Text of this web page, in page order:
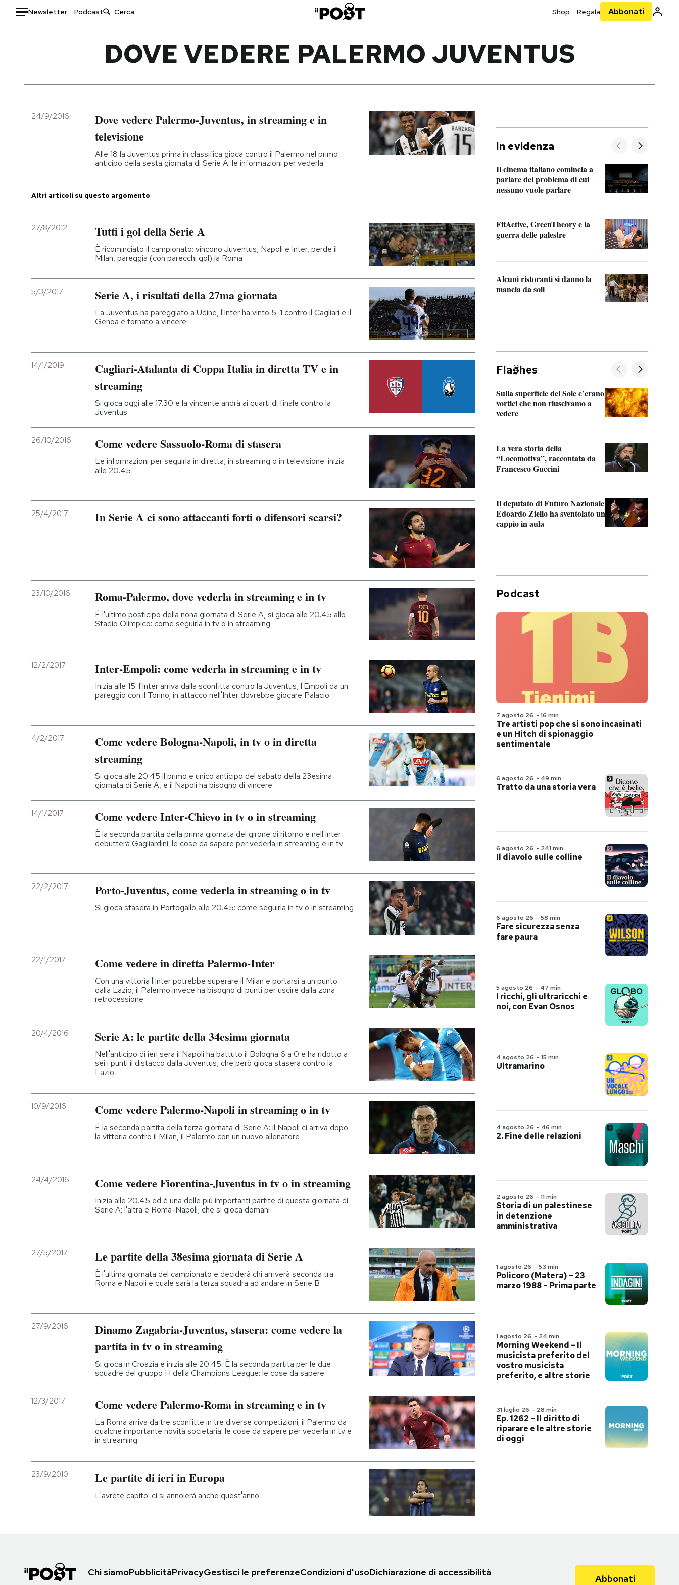
Newsletter Podcast Shop Regala Abbonati
Italia
Politica
Moda
Ok Boomer!
Media
NEWSLETTER
AREA PERSONALE
DOVE VEDERE PALERMO JUVENTUS
24/9/2016
Dove vedere Palermo-Juventus, in streaming e in
televisione
Alle 18 la Juventus prima in classifica gioca contro il Palermo nel primo
anticipo della sesta giornata di Serie A: le informazioni per vederla
Altri articoli su questo argomento
27/8/2012 Tutti i gol della Serie A
È ricominciato il campionato: vincono Juventus, Napoli e Inter, perde il
Milan, pareggia (con parecchi gol) la Roma
5/3/2017 Serie A, i risultati della 27ma giornata
La Juventus ha pareggiato a Udine, l'Inter ha vinto 5-1 contro il Cagliari e il
Genoa è tornato a vincere
14/1/2019
Cagliari-Atalanta di Coppa Italia in diretta TV e in
streaming
Si gioca oggi alle 17.30 e la vincente andrà ai quarti di finale contro la
Juventus
26/10/2016 Come vedere Sassuolo-Roma di stasera
Le informazioni per seguirla in diretta, in streaming o in televisione: inizia
alle 20.45
25/4/2017 In Serie A ci sono attaccanti forti o difensori scarsi?
23/10/2016 Roma-Palermo, dove vederla in streaming e in tv
È l'ultimo posticipo della nona giornata di Serie A, si gioca alle 20.45 allo
Stadio Olimpico: come seguirla in tv o in streaming
12/2/2017 Inter-Empoli: come vederla in streaming e in tv
Inizia alle 15: l'Inter arriva dalla sconfitta contro la Juventus, l'Empoli da un
pareggio con il Torino; in attacco nell'Inter dovrebbe giocare Palacio
4/2/2017
Come vedere Bologna-Napoli, in tv o in diretta
streaming
Si gioca alle 20.45 il primo e unico anticipo del sabato della 23esima
giornata di Serie A, e il Napoli ha bisogno di vincere
14/1/2017 Come vedere Inter-Chievo in tv o in streaming
È la seconda partita della prima giornata del girone di ritorno e nell'Inter
debutterà Gagliardini: le cose da sapere per vederla in streaming e in tv
22/2/2017 Porto-Juventus, come vederla in streaming o in tv
Si gioca stasera in Portogallo alle 20.45: come seguirla in tv o in streaming
22/1/2017 Come vedere in diretta Palermo-Inter
Con una vittoria l'Inter potrebbe superare il Milan e portarsi a un punto
dalla Lazio, il Palermo invece ha bisogno di punti per uscire dalla zona
retrocessione
20/4/2016 Serie A: le partite della 34esima giornata
Nell'anticipo di ieri sera il Napoli ha battuto il Bologna 6 a 0 e ha ridotto a
sei i punti il distacco dalla Juventus, che però gioca stasera contro la
Lazio
10/9/2016 Come vedere Palermo-Napoli in streaming o in tv
È la seconda partita della terza giornata di Serie A: il Napoli ci arriva dopo
la vittoria contro il Milan, il Palermo con un nuovo allenatore
24/4/2016 Come vedere Fiorentina-Juventus in tv o in streaming
Inizia alle 20.45 ed è una delle più importanti partite di questa giornata di
Serie A; l'altra è Roma-Napoli, che si gioca domani
27/5/2017 Le partite della 38esima giornata di Serie A
È l'ultima giornata del campionato e deciderà chi arriverà seconda tra
Roma e Napoli e quale sarà la terza squadra ad andare in Serie B
27/9/2016
Dinamo Zagabria-Juventus, stasera: come vedere la
partita in tv o in streaming
Si gioca in Croazia e inizia alle 20.45. È la seconda partita per le due
squadre del gruppo H della Champions League: le cose da sapere
12/3/2017 Come vedere Palermo-Roma in streaming e in tv
La Roma arriva da tre sconfitte in tre diverse competizioni; il Palermo da
qualche importante novità societaria: le cose da sapere per vederla in tv e
in streaming
23/9/2010 Le partite di ieri in Europa
L'avrete capito: ci si annoierà anche quest'anno
In evidenza
Il cinema italiano comincia a
parlare del problema di cui
nessuno vuole parlare
FitActive, GreenTheory e la
guerra delle palestre
Alcuni ristoranti si danno la
mancia da soli
Fla hes
Sulla superficie del Sole c’erano
vortici che non riuscivamo a
vedere
La vera storia della
“Locomotiva”, raccontata da
Francesco Guccini
Il deputato di Futuro Nazionale
Edoardo Ziello ha sventolato un
cappio in aula
Podcast
7 agosto 26 - 16 min
Tre artisti pop che si sono incasinati
e un Hitch di spionaggio
sentimentale
6 agosto 26 - 49 min
Tratto da una storia vera
6 agosto 26 - 241 min
Il diavolo sulle colline
6 agosto 26 - 58 min
Fare sicurezza senza
fare paura
5 agosto 26 - 47 min
I ricchi, gli ultraricchi e
noi, con Evan Osnos
4 agosto 26 - 15 min
Ultramarino
4 agosto 26 - 46 min
2. Fine delle relazioni
2 agosto 26 - 11 min
Storia di un palestinese
in detenzione
amministrativa
1 agosto 26 - 53 min
Policoro (Matera) – 23
marzo 1988 – Prima parte
1 agosto 26 - 24 min
Morning Weekend – Il
musicista preferito del
vostro musicista
preferito, e altre storie
31 luglio 26 - 28 min
Ep. 1262 – Il diritto di
riparare e le altre storie
di oggi
Chi siamoPubblicitàPrivacyGestisci le preferenzeCondizioni d'usoDichiarazione di accessibilità
Abbonati